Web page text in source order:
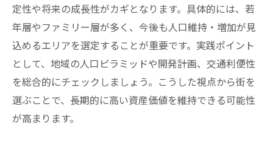
不動産バブル回避への人口構造分析活用法
2025年以降の不動産動向を人口から読み解く
2025年以降に注目したい人口動向と不動産
投資
大型開発が人口構造に与える影響と資産価
値
定性や将来の成長性がカギとなります。具体的には、若
年層やファミリー層が多く、今後も人口維持・増加が見
込めるエリアを選定することが重要です。実践ポイント
として、地域の人口ピラミッドや開発計画、交通利便性
を総合的にチェックしましょう。こうした視点から街を
選ぶことで、長期的に高い資産価値を維持できる可能性
が高まります。